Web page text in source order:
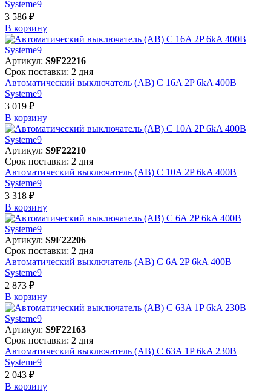
Systeme9
3 586 ₽
В корзинy
Артикул: S9F22216
Срок поставки: 2 дня
Автоматический выключатель (АВ) C 16A 2P 6kA 400В
Systeme9
3 019 ₽
В корзинy
Артикул: S9F22210
Срок поставки: 2 дня
Автоматический выключатель (АВ) C 10A 2P 6kA 400В
Systeme9
3 318 ₽
В корзинy
Артикул: S9F22206
Срок поставки: 2 дня
Автоматический выключатель (АВ) C 6A 2P 6kA 400В
Systeme9
2 873 ₽
В корзинy
Артикул: S9F22163
Срок поставки: 2 дня
Автоматический выключатель (АВ) C 63A 1P 6kA 230В
Systeme9
2 043 ₽
В корзинy